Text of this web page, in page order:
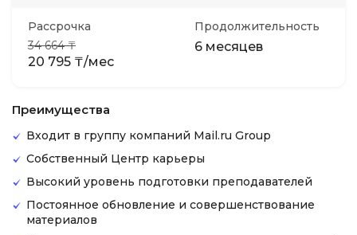
Рассрочка
34 664 ₸
20 795 ₸/мес
Продолжительность
6 месяцев
Преимущества
Входит в группу компаний Mail.ru Group
Собственный Центр карьеры
Высокий уровень подготовки преподавателей
Постоянное обновление и совершенствование
материалов